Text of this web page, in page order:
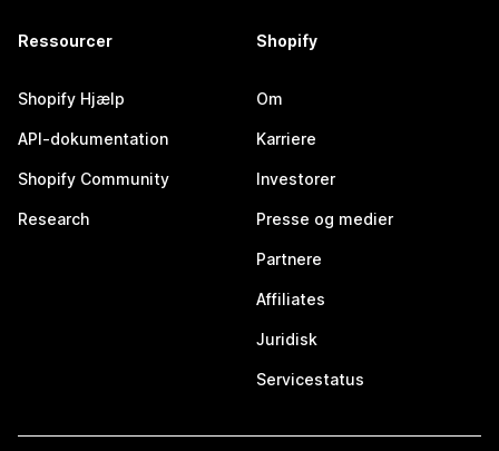
Ressourcer
Shopify Hjælp
API-dokumentation
Shopify Community
Research
Shopify
Om
Karriere
Investorer
Presse og medier
Partnere
Affiliates
Juridisk
Servicestatus